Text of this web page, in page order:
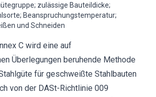
zulässige Bauteildicke;
Beanspruchungstemperatur;
und Schneiden
C wird eine auf
Überlegungen beruhende Methode
für geschweißte Stahlbauten
von der DASt-Richtlinie 009